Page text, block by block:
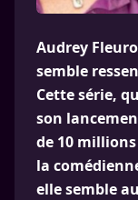
Audrey
semble
Cette série,
son
de 10
la
elle semble